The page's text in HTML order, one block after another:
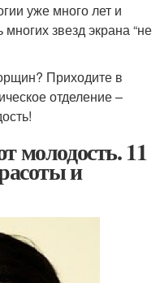
уже много лет и
звезд экрана “не
Приходите в
отделение –
молодость. 11
и